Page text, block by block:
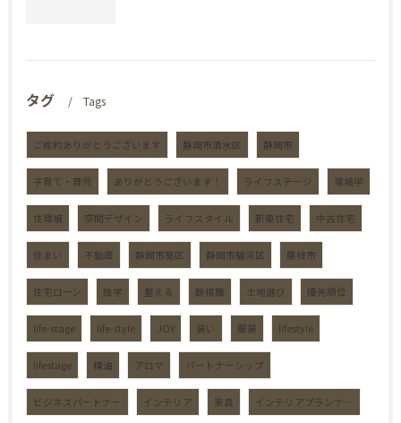
タグ Tags
ご成約ありがとうございます 静岡市清水区 静岡市
子育て・育児 ありがとうございます！ ライフステージ 環境学
住環境 空間デザイン ライフスタイル 新築住宅 中古住宅
住まい 不動産 静岡市葵区 静岡市駿河区 藤枝市
住宅ローン 独学 整える 断捨離 土地選び 優先順位
life-stage life-style JOY 装い 服装 lifestyle
lifestage 精油 アロマ パートナーシップ
ビジネスパートナー インテリア 家具 インテリアプランナ―